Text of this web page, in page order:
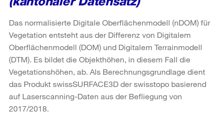
Das normalisierte Digitale Oberflächenmodell (nDOM) für
Vegetation entsteht aus der Differenz von Digitalem
Oberflächenmodell (DOM) und Digitalem Terrainmodell
(DTM). Es bildet die Objekthöhen, in diesem Fall die
Vegetationshöhen, ab. Als Berechnungsgrundlage dient
das Produkt swissSURFACE3D der swisstopo basierend
auf Laserscanning-Daten aus der Befliegung von
2017/2018.